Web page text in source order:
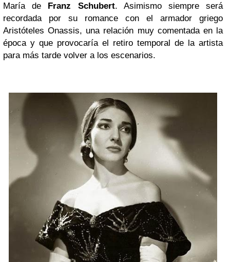
María de
Franz Schubert. Asimismo siempre será
recordada por su romance con el armador griego
Aristóteles Onassis, una relación muy comentada en la
época y que provocaría el retiro temporal de la artista
para más tarde volver a los escenarios.